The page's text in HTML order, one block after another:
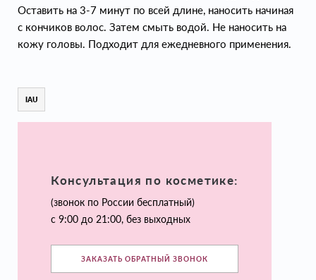
Оставить на 3-7 минут по всей длине, наносить начиная
с кончиков волос. Затем смыть водой. Не наносить на
кожу головы. Подходит для ежедневного применения.
IAU
Консультация по косметике:
(звонок по России бесплатный)
с 9:00 до 21:00, без выходных
ЗАКАЗАТЬ ОБРАТНЫЙ ЗВОНОК